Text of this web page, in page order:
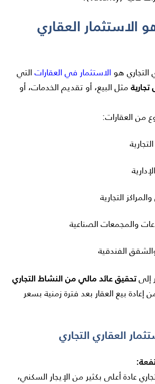
الاستثمار العقاري
التجاري هو الاستثمار في العقارات التي
مثل البيع، أو تقديم الخدمات، أو
من العقارات:
التجارية
والمجمعات الصناعية
الفندقية
إلىتحقيق عائد مالي من النشاط التجاري
إعادة بيع العقار بعد فترة زمنية بسعر
العقاري التجاري
عادة أعلى بكثير من الإيجار السكني،